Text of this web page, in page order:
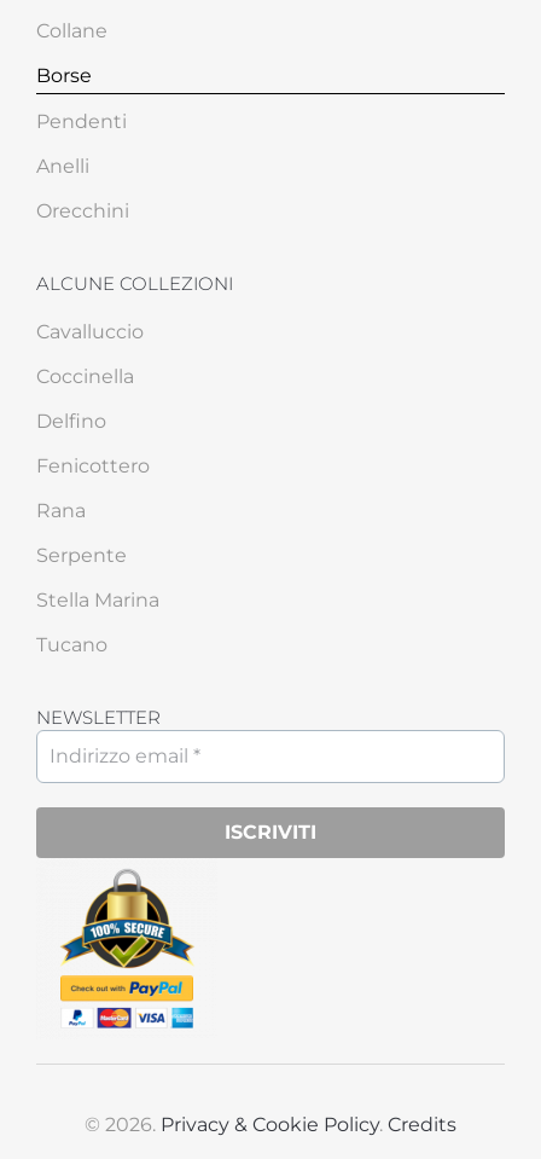
Collane
Borse
Pendenti
Anelli
Orecchini
ALCUNE COLLEZIONI
Cavalluccio
Coccinella
Delfino
Fenicottero
Rana
Serpente
Stella Marina
Tucano
NEWSLETTER
© 2026. Privacy & Cookie Policy. Credits